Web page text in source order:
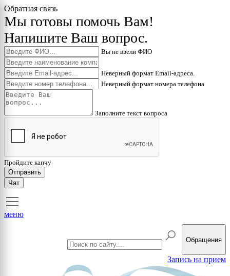
Обратная связь
Мы готовы помочь Вам!
Напишите Ваш вопрос.
Вы не ввели ФИО
Неверный формат Email-адреса.
Неверный формат номера телефона
Заполните текст вопроса
Пройдите капчу
Отправить
Чат
меню
Обращения
Запись на прием